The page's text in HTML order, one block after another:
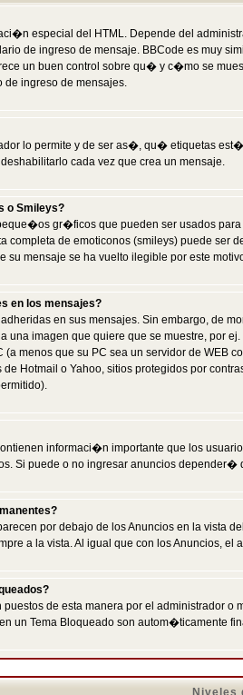
especial del HTML. Depende del
de ingreso de mensaje. BBCode es muy
un buen control sobre qu� y c�mo se
de ingreso de mensajes.
lo permite y de ser as�, qu� etiquetas
cada vez que crea un mensaje.
o Smileys?
gr�ficos que pueden ser usados
completa de emoticonos (smileys) puede
su mensaje se ha vuelto ilegible por este
en los mensajes?
en sus mensajes. Sin embargo, de
una imagen que quiere que se muestre, por
(a menos que su PC sea un servidor de
Hotmail o Yahoo, sitios protegidos por
informaci�n importante que los
Si puede o no ingresar anuncios
por debajo de los Anuncios en la
a la vista. Al igual que con los Anuncios,
puestos de esta manera por el administrador
un Tema Bloqueado son autom�ticamente
Niveles